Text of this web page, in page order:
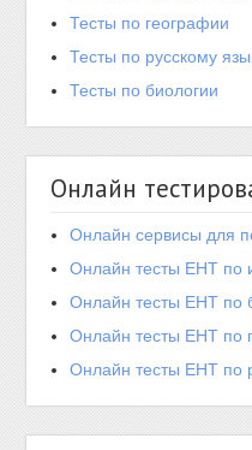
Тесты по географии
Тесты по русскому
Тесты по биологии
Онлайн
Онлайн сервисы для
Онлайн тесты ЕНТ по
Онлайн тесты ЕНТ по
Онлайн тесты ЕНТ по
Онлайн тесты ЕНТ по